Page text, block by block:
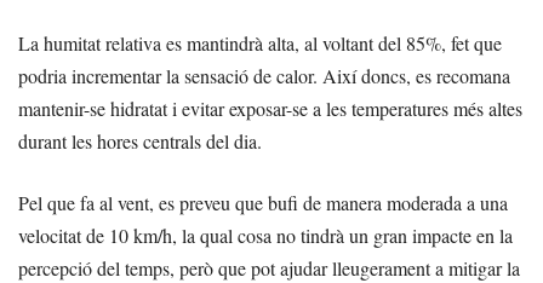
La humitat relativa es mantindrà alta, al voltant del 85%, fet que
podria incrementar la sensació de calor. Així doncs, es recomana
mantenir-se hidratat i evitar exposar-se a les temperatures més altes
durant les hores centrals del dia.
Pel que fa al vent, es preveu que bufi de manera moderada a una
velocitat de 10 km/h, la qual cosa no tindrà un gran impacte en la
percepció del temps, però que pot ajudar lleugerament a mitigar la